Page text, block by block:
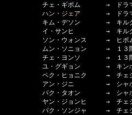
チェ・ギボム　　　　→　ドラマ
ハン・ジェア →　ドラマ
キム・デソン　　　　→　キル
イ・サンヒ　　　　　→　キル
ソン・ウォンス　　　→　ヒボ
ムン・ソニョン　　　→　１３
チェ・ヨンソ　　　　→　１３
ユ・グギョン　　　　→　キンポ（
ペク・ヒョニク　　　→　チェジュ
アン・ジニ　　　　　→　シャボ
パク・タオン　　　　→　シャボ
ヤン・ジョンヒ　　　→　チェジュ
パク・ソンジャ　　　→　チェジュ